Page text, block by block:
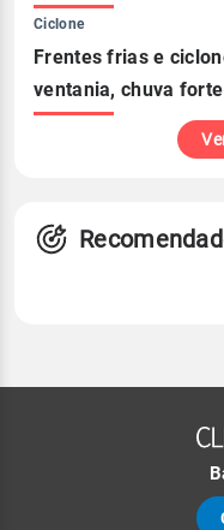
Ciclone
Frentes frias e
ventania, chuva